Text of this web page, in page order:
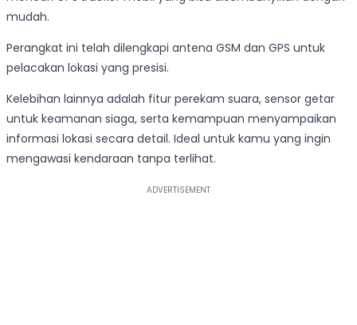
mudah.
Perangkat ini telah dilengkapi antena GSM dan GPS untuk
pelacakan lokasi yang presisi.
Kelebihan lainnya adalah fitur perekam suara, sensor getar
untuk keamanan siaga, serta kemampuan menyampaikan
informasi lokasi secara detail. Ideal untuk kamu yang ingin
mengawasi kendaraan tanpa terlihat.